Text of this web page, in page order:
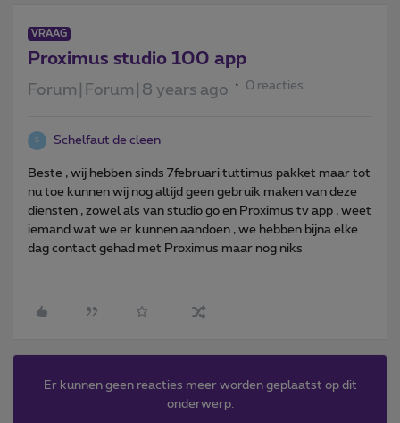
VRAAG
Proximus studio 100 app
Forum|Forum|8 years ago 0 reacties
S Schelfaut de cleen
Beste , wij hebben sinds 7februari tuttimus pakket maar tot
nu toe kunnen wij nog altijd geen gebruik maken van deze
diensten , zowel als van studio go en Proximus tv app , weet
iemand wat we er kunnen aandoen , we hebben bijna elke
dag contact gehad met Proximus maar nog niks
Er kunnen geen reacties meer worden geplaatst op dit
onderwerp.